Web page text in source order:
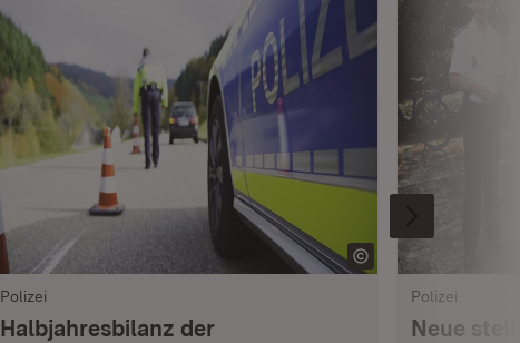
Polizei
Halbjahresbilanz der
Polizei
Neue